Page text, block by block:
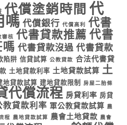
代償塗銷時間 代
嗎 代償銀行 代償高利
代書
審核 代書貸款推薦 代書
代書貸款沒過 代書貸款
陷阱 信貸試算 公教貸款 合法代書貸
土地貸款利率 土地貸款試算 土
地貸款試算 建地貸款限制 房屋二胎條
代償流程 房貸利率 房貸
教貸款利率 軍公教貸款試算
農
程 農地貸款試算 農會土地貸款 農會